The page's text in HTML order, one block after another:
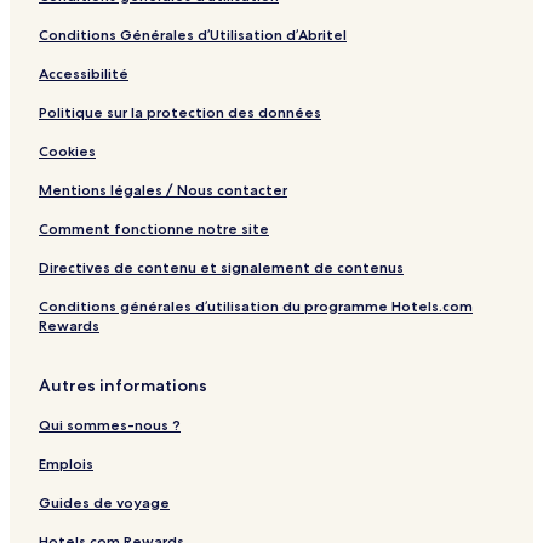
Conditions Générales d’Utilisation d’Abritel
Accessibilité
Politique sur la protection des données
Cookies
Mentions légales / Nous contacter
Comment fonctionne notre site
Directives de contenu et signalement de contenus
Conditions générales d’utilisation du programme Hotels.com
Rewards
Autres informations
Qui sommes-nous ?
Emplois
Guides de voyage